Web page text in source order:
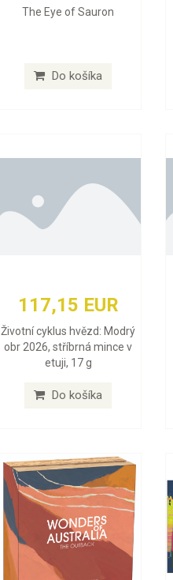
The Eye of Sauron
Do košíka
117,15 EUR
Životní cyklus hvězd: Modrý
obr 2026, stříbrná mince v
etuji, 17 g
Do košíka